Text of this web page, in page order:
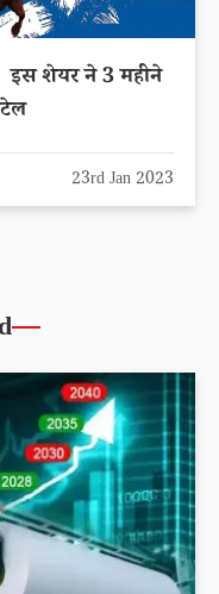
इस शेयर ने 3 महीने
23rd Jan 2023